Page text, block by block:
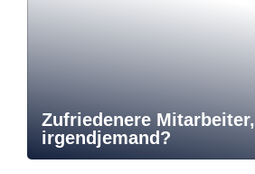
Zufriedenere Mitarbeiter,
irgendjemand?